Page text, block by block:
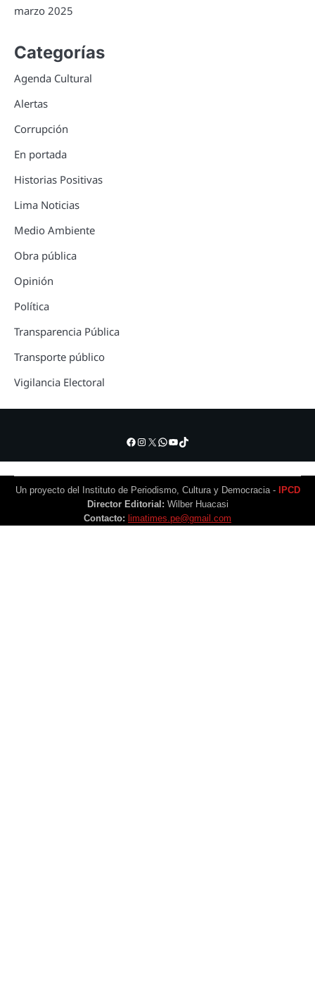
marzo 2025
Categorías
Agenda Cultural
Alertas
Corrupción
En portada
Historias Positivas
Lima Noticias
Medio Ambiente
Obra pública
Opinión
Política
Transparencia Pública
Transporte público
Vigilancia Electoral
Facebook
Instagram
X WhatsApp
YouTube
TikTok
Un proyecto del Instituto de Periodismo, Cultura y Democracia - IPCD
Director Editorial: Wilber Huacasi
Contacto: limatimes.pe@gmail.com